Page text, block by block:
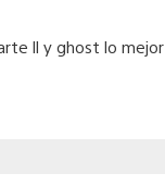
ll y ghost lo mejor